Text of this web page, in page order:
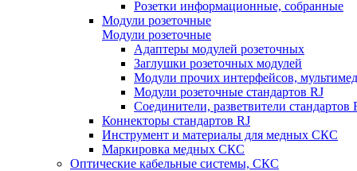
Розетки информационные, собранные
Модули розеточные
Модули розеточные
Адаптеры модулей розеточных
Заглушки розеточных модулей
Модули прочих интерфейсов,
Модули розеточные стандартов RJ
Соединители, разветвители стандартов
Коннекторы стандартов RJ
Инструмент и материалы для медных СКС
Маркировка медных СКС
Оптические кабельные системы, СКС